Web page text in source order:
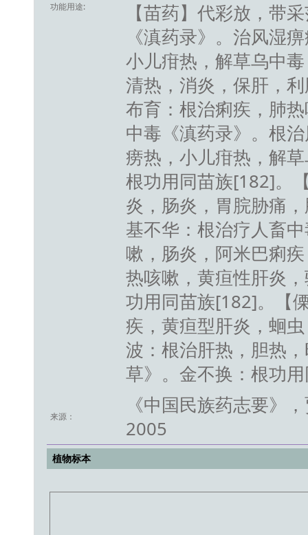
功能用途:
【苗药】代彩放，带
《滇药录》。治风湿
小儿疳热，解草乌中
清热，消炎，保肝，
布育：根治痢疾，肺
中毒《滇药录》。根
痨热，小儿疳热，解
根功用同苗族[182]。
炎，肠炎，胃脘胁痛
基不华：根治疗人畜
嗽，肠炎，阿米巴痢
热咳嗽，黄疸性肝炎
功用同苗族[182]。【
疾，黄疸型肝炎，蛔
波：根治肝热，胆热
草》。金不换：根功
来源：
《中国民族药志要》
2005
植物标本